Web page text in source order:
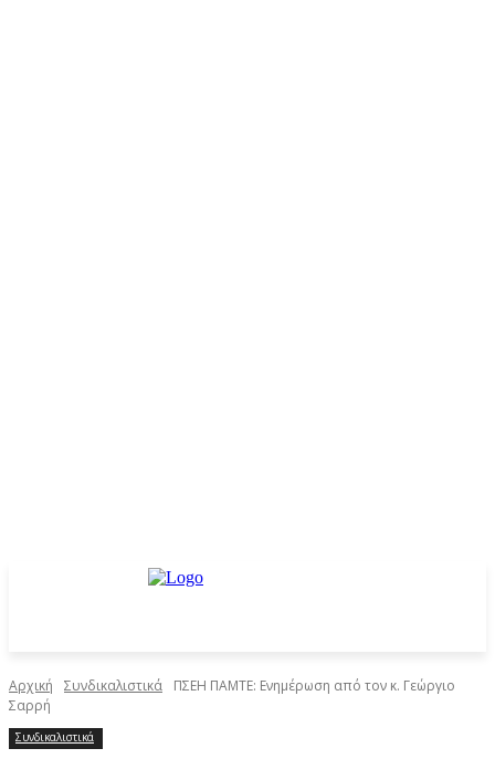
Αρχική Συνδικαλιστικά
ΠΣΕΗ ΠΑΜΤΕ: Ενημέρωση από τον κ. Γεώργιο
Σαρρή
Συνδικαλιστικά